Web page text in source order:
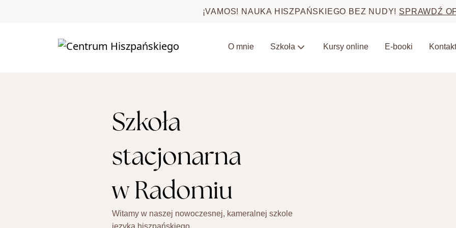
¡VAMOS! NAUKA HISZPAŃSKIEGO BEZ NUDY! SPRAWDŹ
O mnie Szkoła Kursy online E-booki Kontakt
Szkoła
stacjonarna
w Radomiu
Witamy w naszej nowoczesnej, kameralnej szkole
języka hiszpańskiego.